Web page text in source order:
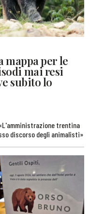
mappa per le
mai resi
subito lo
trentina
discorso degli animalisti»